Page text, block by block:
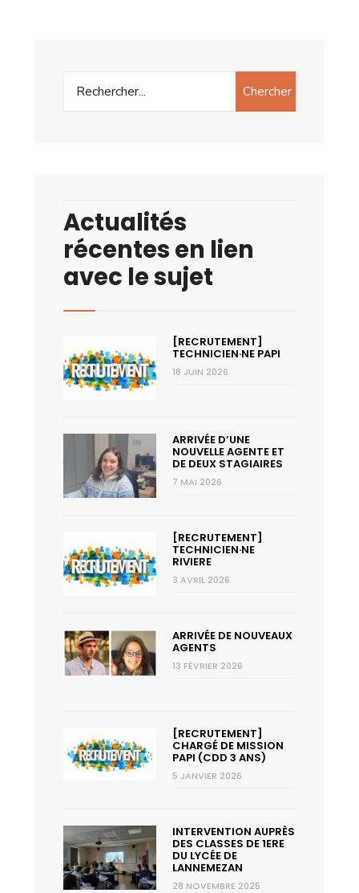
Chercher
Actualités
récentes en lien
avec le sujet
[RECRUTEMENT]
TECHNICIEN·NE PAPI
18 JUIN 2026
ARRIVÉE D’UNE
NOUVELLE AGENTE ET
DE DEUX STAGIAIRES
7 MAI 2026
[RECRUTEMENT]
TECHNICIEN·NE
RIVIERE
3 AVRIL 2026
ARRIVÉE DE NOUVEAUX
AGENTS
13 FÉVRIER 2026
[RECRUTEMENT]
CHARGÉ DE MISSION
PAPI (CDD 3 ANS)
5 JANVIER 2026
INTERVENTION AUPRÈS
DES CLASSES DE 1ERE
DU LYCÉE DE
LANNEMEZAN
28 NOVEMBRE 2025